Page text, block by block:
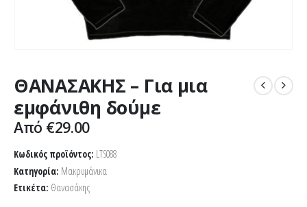
ΘΑΝΑΣΑΚΗΣ – Για μια
εμφάνιθη δούμε
Από €29.00
Κωδικός προϊόντος: LTS088
Κατηγορία: Μακρυμάνικα
Ετικέτα: Θανασάκης